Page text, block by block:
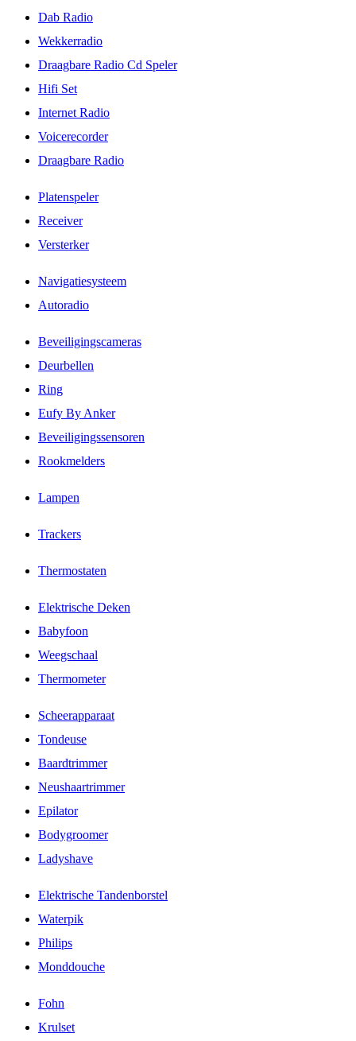
Dab Radio
Wekkerradio
Draagbare Radio Cd Speler
Hifi Set
Internet Radio
Voicerecorder
Draagbare Radio
Platenspeler
Receiver
Versterker
Navigatiesysteem
Autoradio
Beveiligingscameras
Deurbellen
Ring
Eufy By Anker
Beveiligingssensoren
Rookmelders
Lampen
Trackers
Thermostaten
Elektrische Deken
Babyfoon
Weegschaal
Thermometer
Scheerapparaat
Tondeuse
Baardtrimmer
Neushaartrimmer
Epilator
Bodygroomer
Ladyshave
Elektrische Tandenborstel
Waterpik
Philips
Monddouche
Fohn
Krulset